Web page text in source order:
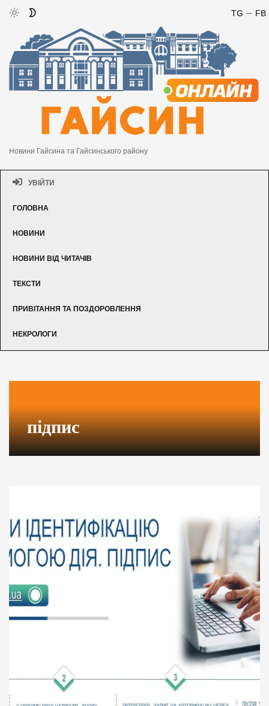
FB
TG
Новини Гайсина та Гайсинського району
УВІЙТИ
ГОЛОВНА
НОВИНИ
НОВИНИ ВІД ЧИТАЧІВ
ТЕКСТИ
ПРИВІТАННЯ ТА ПОЗДОРОВЛЕННЯ
НЕКРОЛОГИ
підпис